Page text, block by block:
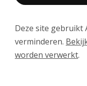
Deze site gebruikt
verminderen.
worden verwerkt.